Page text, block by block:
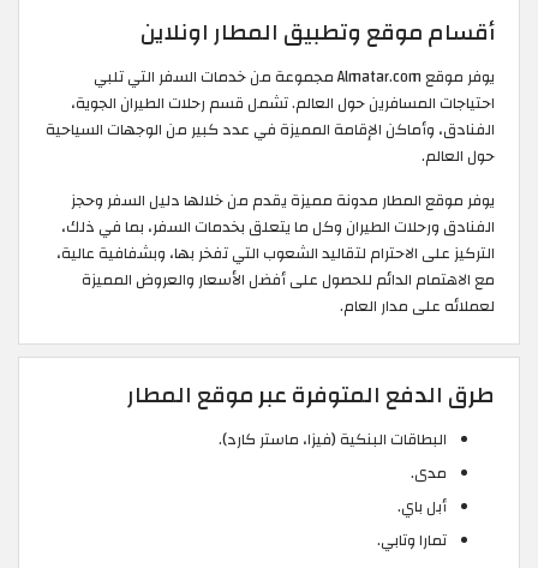
أقسام موقع وتطبيق المطار اونلاين
يوفر موقع Almatar.com مجموعة من خدمات السفر التي تلبي
احتياجات المسافرين حول العالم. تشمل قسم رحلات الطيران الجوية،
الفنادق، وأماكن الإقامة المميزة في عدد كبير من الوجهات السياحية
حول العالم.
يوفر موقع المطار مدونة مميزة يقدم من خلالها دليل السفر وحجز
الفنادق ورحلات الطيران وكل ما يتعلق بخدمات السفر، بما في ذلك،
التركيز على الاحترام لتقاليد الشعوب التي تفخر بها، وبشفافية عالية،
مع الاهتمام الدائم للحصول على أفضل الأسعار والعروض المميزة
لعملائه على مدار العام.
طرق الدفع المتوفرة عبر موقع المطار
البطاقات البنكية (فيزا، ماستر كارد).
مدى.
أبل باي.
تمارا وتابي.